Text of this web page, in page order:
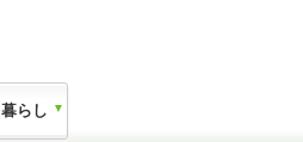
暮らし